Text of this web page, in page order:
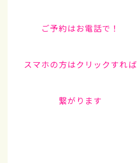
ご予約はお電話で！
スマホの方はクリックすれば
繋がります